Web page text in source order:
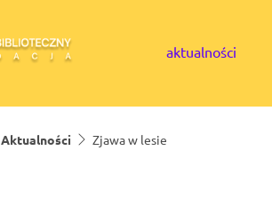
aktualności
Aktualności Zjawa w lesie